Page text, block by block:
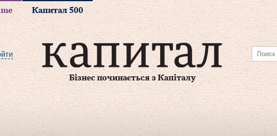
Капитал 500
Бізнес починається з Капіталу